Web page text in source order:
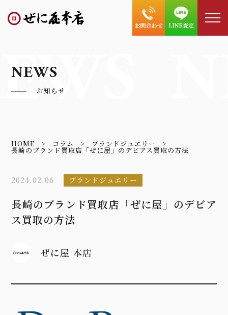
NEWS
お知らせ
HOME コラム ブランドジュエリー
長崎のブランド買取店「ぜに屋」のデビアス買取の方法
2024.02.06 ブランドジュエリー
長崎のブランド買取店「ぜに屋」のデビア
ス買取の方法
ぜに屋 本店